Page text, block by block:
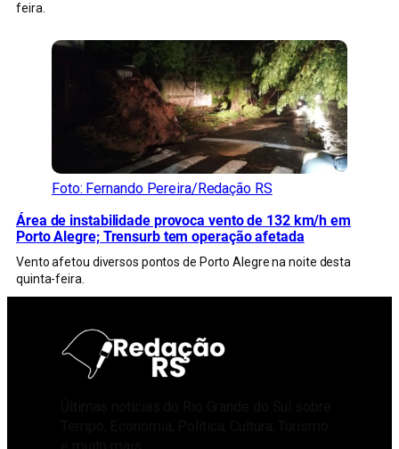
feira.
Foto: Fernando Pereira/Redação RS
Área de instabilidade provoca vento de 132 km/h em
Porto Alegre; Trensurb tem operação afetada
Vento afetou diversos pontos de Porto Alegre na noite desta
quinta-feira.